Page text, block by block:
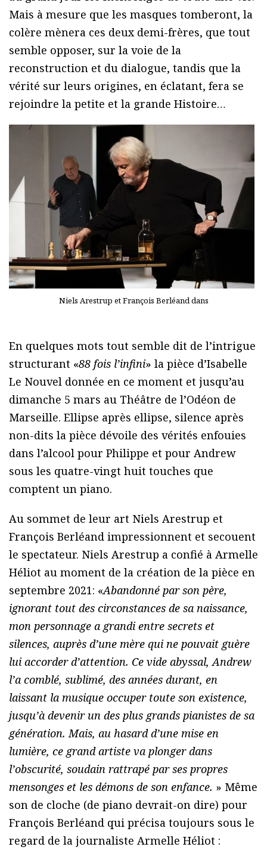
Mais à mesure que les masques tomberont, la
colère mènera ces deux demi-frères, que tout
semble opposer, sur la voie de la
reconstruction et du dialogue, tandis que la
vérité sur leurs origines, en éclatant, fera se
rejoindre la petite et la grande Histoire…
Niels Arestrup et François Berléand dans
En quelques mots tout semble dit de l’intrigue
structurant «88 fois l’infini» la pièce d’Isabelle
Le Nouvel donnée en ce moment et jusqu’au
dimanche 5 mars au Théâtre de l’Odéon de
Marseille. Ellipse après ellipse, silence après
non-dits la pièce dévoile des vérités enfouies
dans l’alcool pour Philippe et pour Andrew
sous les quatre-vingt huit touches que
comptent un piano.
Au sommet de leur art Niels Arestrup et
François Berléand impressionnent et secouent
le spectateur. Niels Arestrup a confié à Armelle
Héliot au moment de la création de la pièce en
septembre 2021: «Abandonné par son père,
ignorant tout des circonstances de sa naissance,
mon personnage a grandi entre secrets et
silences, auprès d’une mère qui ne pouvait guère
lui accorder d’attention. Ce vide abyssal, Andrew
l’a comblé, sublimé, des années durant, en
laissant la musique occuper toute son existence,
jusqu’à devenir un des plus grands pianistes de sa
génération. Mais, au hasard d’une mise en
lumière, ce grand artiste va plonger dans
l’obscurité, soudain rattrapé par ses propres
mensonges et les démons de son enfance. » Même
son de cloche (de piano devrait-on dire) pour
François Berléand qui précisa toujours sous le
regard de la journaliste Armelle Héliot :